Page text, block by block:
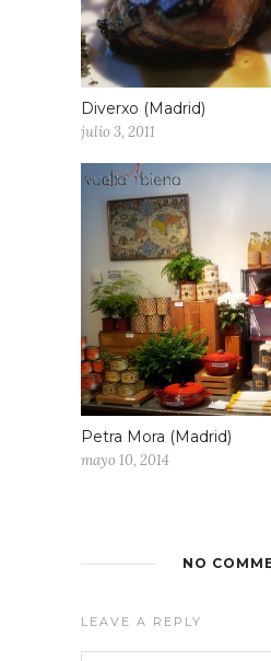
Diverxo (Madrid)
julio 3, 2011
Petra Mora (Madrid)
mayo 10, 2014
NO
LEAVE A REPLY